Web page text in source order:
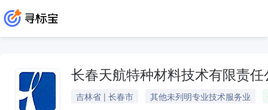
长春天航特种材料技术有限责任
吉林省 | 长春市 其他未列明专业技术服务业